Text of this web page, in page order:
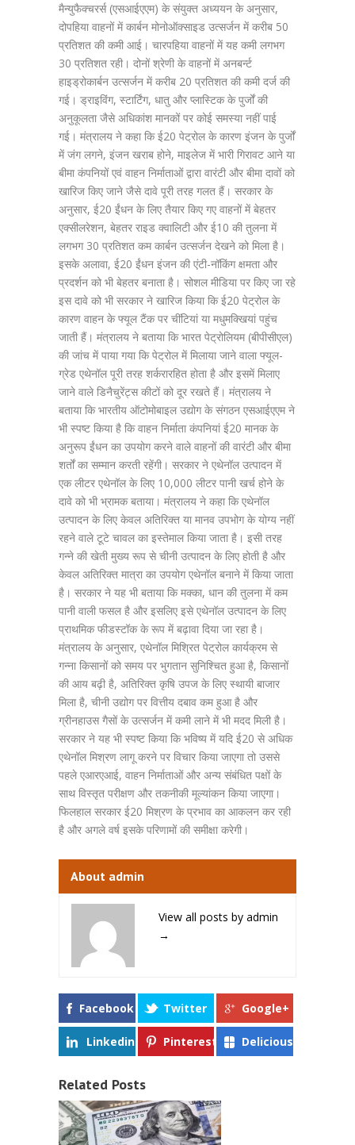
मैन्युफैक्चरर्स (एसआईएएम) के संयुक्त अध्ययन के अनुसार,
दोपहिया वाहनों में कार्बन मोनोऑक्साइड उत्सर्जन में करीब 50
प्रतिशत की कमी आई। चारपहिया वाहनों में यह कमी लगभग
30 प्रतिशत रही। दोनों श्रेणी के वाहनों में अनबर्न्ट
हाइड्रोकार्बन उत्सर्जन में करीब 20 प्रतिशत की कमी दर्ज की
गई। ड्राइविंग, स्टार्टिंग, धातु और प्लास्टिक के पुर्जों की
अनुकूलता जैसे अधिकांश मानकों पर कोई समस्या नहीं पाई
गई। मंत्रालय ने कहा कि ई20 पेट्रोल के कारण इंजन के पुर्जों
में जंग लगने, इंजन खराब होने, माइलेज में भारी गिरावट आने या
बीमा कंपनियों एवं वाहन निर्माताओं द्वारा वारंटी और बीमा दावों को
खारिज किए जाने जैसे दावे पूरी तरह गलत हैं। सरकार के
अनुसार, ई20 ईंधन के लिए तैयार किए गए वाहनों में बेहतर
एक्सीलरेशन, बेहतर राइड क्वालिटी और ई10 की तुलना में
लगभग 30 प्रतिशत कम कार्बन उत्सर्जन देखने को मिला है।
इसके अलावा, ई20 ईंधन इंजन की एंटी-नॉकिंग क्षमता और
प्रदर्शन को भी बेहतर बनाता है। सोशल मीडिया पर किए जा रहे
इस दावे को भी सरकार ने खारिज किया कि ई20 पेट्रोल के
कारण वाहन के फ्यूल टैंक पर चींटियां या मधुमक्खियां पहुंच
जाती हैं। मंत्रालय ने बताया कि भारत पेट्रोलियम (बीपीसीएल)
की जांच में पाया गया कि पेट्रोल में मिलाया जाने वाला फ्यूल-
ग्रेड एथेनॉल पूरी तरह शर्करारहित होता है और इसमें मिलाए
जाने वाले डिनैचुरेंट्स कीटों को दूर रखते हैं। मंत्रालय ने
बताया कि भारतीय ऑटोमोबाइल उद्योग के संगठन एसआईएएम ने
भी स्पष्ट किया है कि वाहन निर्माता कंपनियां ई20 मानक के
अनुरूप ईंधन का उपयोग करने वाले वाहनों की वारंटी और बीमा
शर्तों का सम्मान करती रहेंगी। सरकार ने एथेनॉल उत्पादन में
एक लीटर एथेनॉल के लिए 10,000 लीटर पानी खर्च होने के
दावे को भी भ्रामक बताया। मंत्रालय ने कहा कि एथेनॉल
उत्पादन के लिए केवल अतिरिक्त या मानव उपभोग के योग्य नहीं
रहने वाले टूटे चावल का इस्तेमाल किया जाता है। इसी तरह
गन्ने की खेती मुख्य रूप से चीनी उत्पादन के लिए होती है और
केवल अतिरिक्त मात्रा का उपयोग एथेनॉल बनाने में किया जाता
है। सरकार ने यह भी बताया कि मक्का, धान की तुलना में कम
पानी वाली फसल है और इसलिए इसे एथेनॉल उत्पादन के लिए
प्राथमिक फीडस्टॉक के रूप में बढ़ावा दिया जा रहा है।
मंत्रालय के अनुसार, एथेनॉल मिश्रित पेट्रोल कार्यक्रम से
गन्ना किसानों को समय पर भुगतान सुनिश्चित हुआ है, किसानों
की आय बढ़ी है, अतिरिक्त कृषि उपज के लिए स्थायी बाजार
मिला है, चीनी उद्योग पर वित्तीय दबाव कम हुआ है और
ग्रीनहाउस गैसों के उत्सर्जन में कमी लाने में भी मदद मिली है।
सरकार ने यह भी स्पष्ट किया कि भविष्य में यदि ई20 से अधिक
एथेनॉल मिश्रण लागू करने पर विचार किया जाएगा तो उससे
पहले एआरएआई, वाहन निर्माताओं और अन्य संबंधित पक्षों के
साथ विस्तृत परीक्षण और तकनीकी मूल्यांकन किया जाएगा।
फिलहाल सरकार ई20 मिश्रण के प्रभाव का आकलन कर रही
है और अगले वर्ष इसके परिणामों की समीक्षा करेगी।
About admin
View all posts by admin
→
Facebook Twitter Google+
Linkedin Pinterest Delicious
Related Posts